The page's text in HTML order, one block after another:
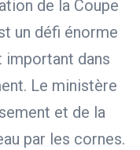
de la Coupe
un défi énorme
important dans
Le ministère
et de la
par les cornes.